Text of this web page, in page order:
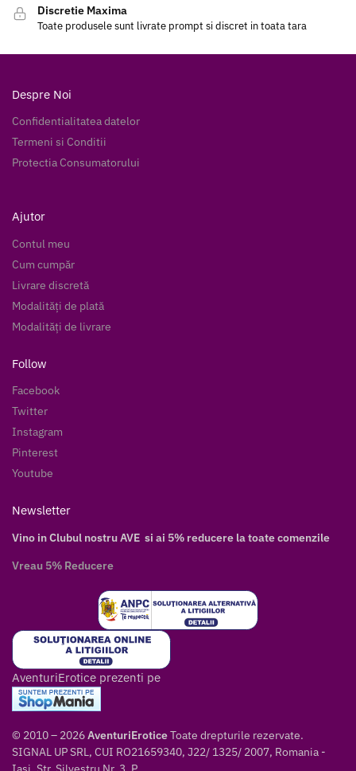
Discretie Maxima
Toate produsele sunt livrate prompt si discret in toata tara
Despre Noi
Confidentialitatea datelor
Termeni si Conditii
Protectia Consumatorului
Ajutor
Contul meu
Cum cumpăr
Livrare discretă
Modalități de plată
Modalități de livrare
Follow
Facebook
Twitter
Instagram
Pinterest
Youtube
Newsletter
Vino in Clubul nostru AVE si ai 5% reducere la toate comenzile
Vreau 5% Reducere
AventuriErotice prezenti pe
© 2010 – 2026AventuriEroticeToate drepturile rezervate.
SIGNAL UP SRL, CUI RO21659340, J22/ 1325/ 2007, Romania -